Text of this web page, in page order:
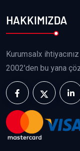
HAKKIMIZDA
Kurumsalx
2002'den bu yana